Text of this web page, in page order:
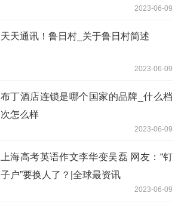
2023-06-09
天天通讯！鲁日村_关于鲁日村简述
2023-06-09
布丁酒店连锁是哪个国家的品牌_什么档
次怎么样
2023-06-09
上海高考英语作文李华变吴磊 网友：“钉
子户”要换人了？|全球最资讯
2023-06-09